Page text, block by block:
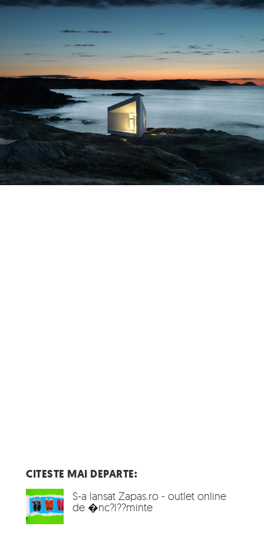
CITESTE MAI DEPARTE:
S-a lansat Zapas.ro - outlet online
de �nc?l??minte